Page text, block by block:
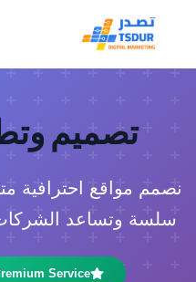
تصميم
نصمم مواقع احترافية
سلسة وتساعد الشركات
Service